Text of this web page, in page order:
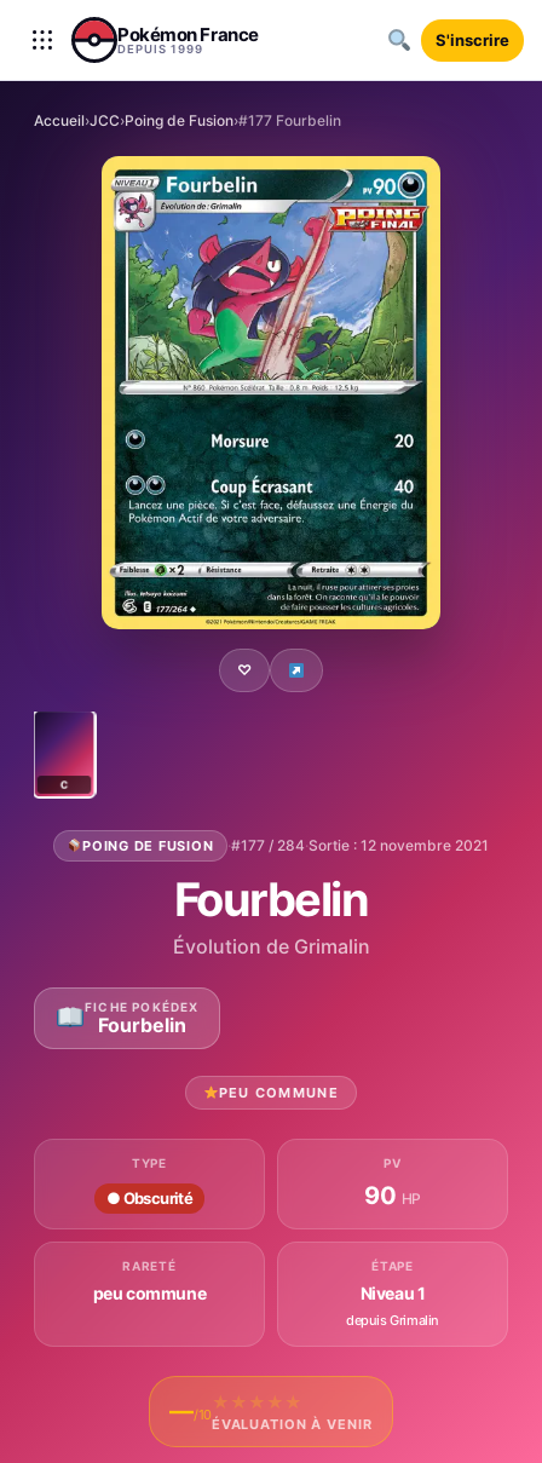
Aller au contenu
Pokémon France
DEPUIS 1999 S'inscrire
Accueil›JCC›Poing de Fusion›#177 Fourbelin
♡
C
POING DE FUSION ·#177 / 284·Sortie : 12 novembre 2021
Fourbelin
Évolution de Grimalin
FICHE POKÉDEX
Fourbelin
PEU COMMUNE
TYPE
● Obscurité
PV
90 HP
RARETÉ
peu commune
ÉTAPE
Niveau 1
depuis Grimalin
—/10
★ ★ ★ ★ ★
ÉVALUATION À VENIR